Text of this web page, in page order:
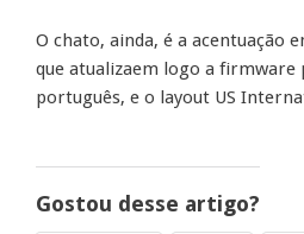
O chato, ainda, é a acentuação
que atualizaem logo a firmware
português, e o layout US
Gostou desse artigo?